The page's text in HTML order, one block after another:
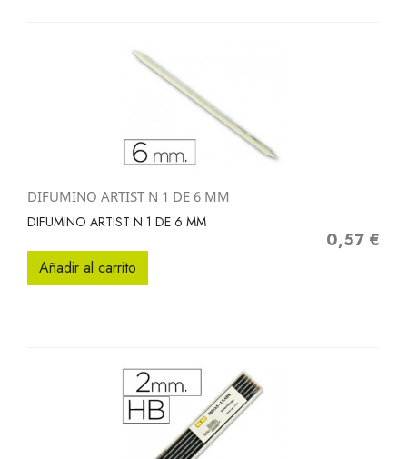
DIFUMINO ARTIST N 1 DE 6 MM
DIFUMINO ARTIST N 1 DE 6 MM
Precio
0,57 €
Añadir al carrito